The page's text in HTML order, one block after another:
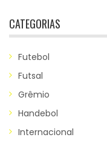
CATEGORIAS
Futebol
Futsal
Grêmio
Handebol
Internacional